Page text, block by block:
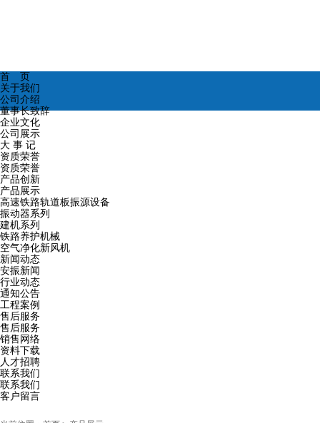
首 页
关于我们
公司介绍
董事长致辞
企业文化
公司展示
大 事 记
资质荣誉
资质荣誉
产品创新
产品展示
高速铁路轨道板振源设备
振动器系列
建机系列
铁路养护机械
空气净化新风机
新闻动态
安振新闻
行业动态
通知公告
工程案例
售后服务
售后服务
销售网络
资料下载
人才招聘
联系我们
联系我们
客户留言